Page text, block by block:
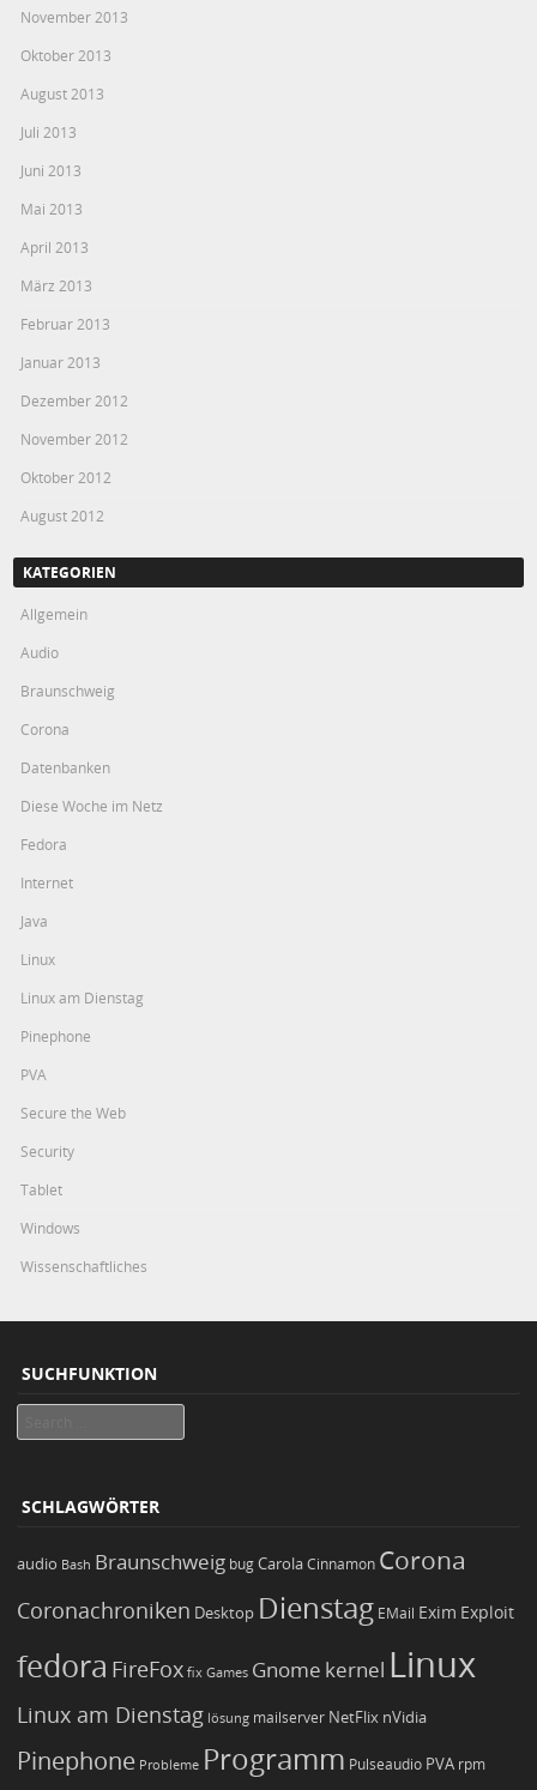
November 2013
Oktober 2013
August 2013
Juli 2013
Juni 2013
Mai 2013
April 2013
März 2013
Februar 2013
Januar 2013
Dezember 2012
November 2012
Oktober 2012
August 2012
KATEGORIEN
Allgemein
Audio
Braunschweig
Corona
Datenbanken
Diese Woche im Netz
Fedora
Internet
Java
Linux
Linux am Dienstag
Pinephone
PVA
Secure the Web
Security
Tablet
Windows
Wissenschaftliches
SUCHFUNKTION
SCHLAGWÖRTER
audio Bash Braunschweig bugCarola Cinnamon Corona
Coronachroniken Desktop Dienstag EMail Exim Exploit
fedora FireFox fix Games Gnome kernel Linux
Linux am Dienstag lösung mailserver NetFlix nVidia
Pinephone Probleme Programm Pulseaudio PVA rpm